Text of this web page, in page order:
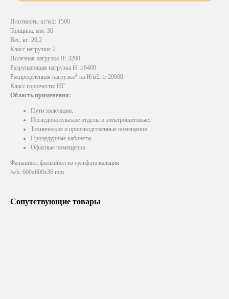
Плотность, кг/м2: 1500
Толщина, мм: 36
Вес, кг: 20,2
Класс нагрузки: 2
Полезная нагрузка Н: 3200
Разрушающая нагрузка Н: ≥6400
Распределённая нагрузка* на Н/м2: ≥ 20000
Класс горючести: НГ
Область применения:
Пути эвакуации.
Исследовательские отделы и электрощитовые.
Технические и производственные помещения.
Процедурные кабинеты.
Офисные помещения.
Фальшпол: фальшпол из сульфата кальция
lwh: 600x600x36 mm
Сопутствующие товары